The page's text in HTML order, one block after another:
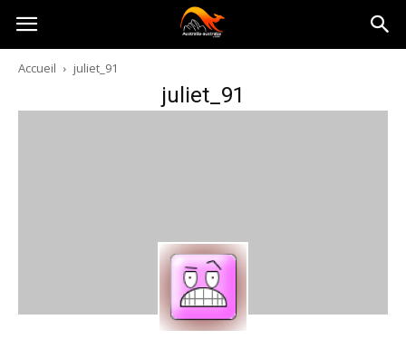
Australia-
australie.com
Accueil juliet_91
juliet_91